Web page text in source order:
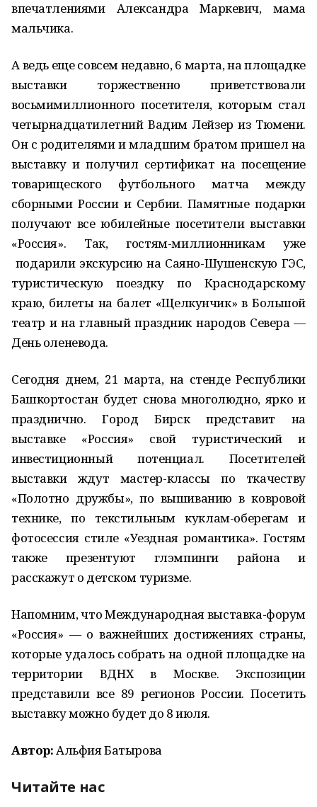
впечатлениями Александра Маркевич, мама
мальчика.
А ведь еще совсем недавно, 6 марта, на площадке
выставки торжественно приветствовали
восьмимиллионного посетителя, которым стал
четырнадцатилетний Вадим Лейзер из Тюмени.
Он с родителями и младшим братом пришел на
выставку и получил сертификат на посещение
товарищеского футбольного матча между
сборными России и Сербии. Памятные подарки
получают все юбилейные посетители выставки
«Россия». Так, гостям-миллионникам уже
подарили экскурсию на Саяно-Шушенскую ГЭС,
туристическую поездку по Краснодарскому
краю, билеты на балет «Щелкунчик» в Большой
театр и на главный праздник народов Севера —
День оленевода.
Сегодня днем, 21 марта, на стенде Республики
Башкортостан будет снова многолюдно, ярко и
празднично. Город Бирск представит на
выставке «Россия» свой туристический и
инвестиционный потенциал. Посетителей
выставки ждут мастер-классы по ткачеству
«Полотно дружбы», по вышиванию в ковровой
технике, по текстильным куклам-оберегам и
фотосессия стиле «Уездная романтика». Гостям
также презентуют глэмпинги района и
расскажут о детском туризме.
Напомним, что Международная выставка-форум
«Россия» — о важнейших достижениях страны,
которые удалось собрать на одной площадке на
территории ВДНХ в Москве. Экспозиции
представили все 89 регионов России. Посетить
выставку можно будет до 8 июля.
Автор:Альфия Батырова
Читайте нас